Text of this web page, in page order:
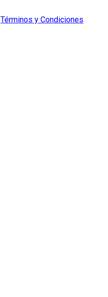
Términos y Condiciones